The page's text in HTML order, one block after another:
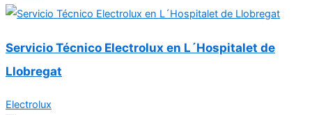
Servicio Técnico Electrolux en L´Hospitalet de
Llobregat
Electrolux